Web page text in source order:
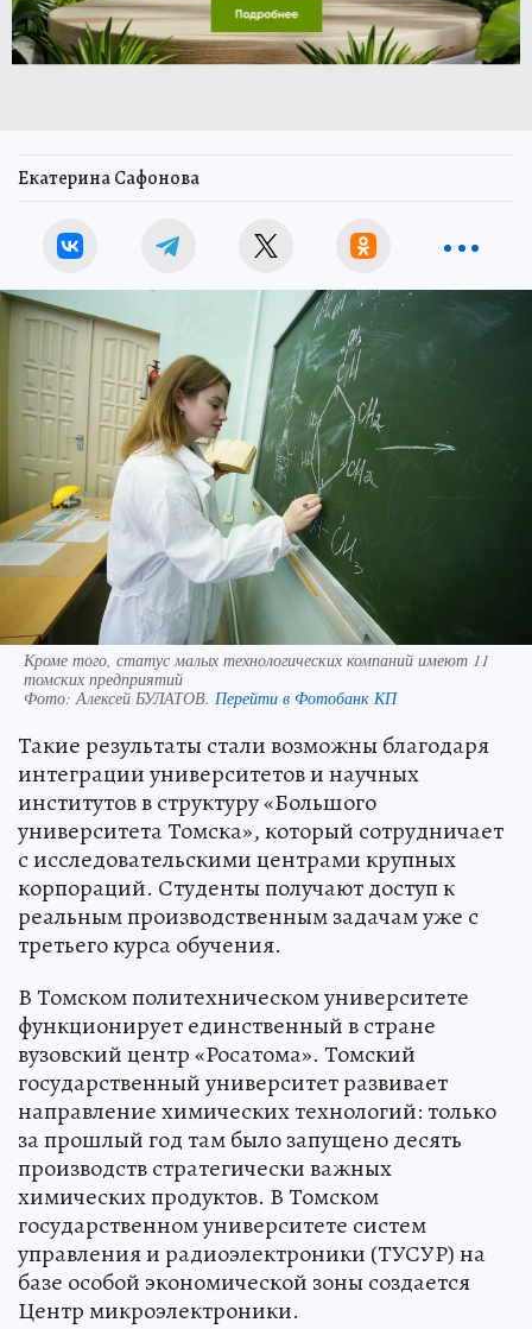
Екатерина Сафонова
Кроме того, статус малых технологических компаний имеют 11
томских предприятий
Фото:Алексей БУЛАТОВ. Перейти в Фотобанк КП
Такие результаты стали возможны благодаря
интеграции университетов и научных
институтов в структуру «Большого
университета Томска», который сотрудничает
с исследовательскими центрами крупных
корпораций. Студенты получают доступ к
реальным производственным задачам уже с
третьего курса обучения.
В Томском политехническом университете
функционирует единственный в стране
вузовский центр «Росатома». Томский
государственный университет развивает
направление химических технологий: только
за прошлый год там было запущено десять
производств стратегически важных
химических продуктов. В Томском
государственном университете систем
управления и радиоэлектроники (ТУСУР) на
базе особой экономической зоны создается
Центр микроэлектроники.